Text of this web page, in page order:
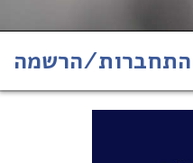
התחברות/הרשמה
1